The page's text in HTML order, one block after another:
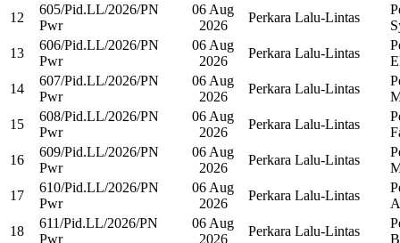
12
605/Pid.LL/2026/PN
Pwr
06 Aug
2026
Perkara Lalu-Lintas
13
606/Pid.LL/2026/PN
Pwr
06 Aug
2026
Perkara Lalu-Lintas
14
607/Pid.LL/2026/PN
Pwr
06 Aug
2026
Perkara Lalu-Lintas
15
608/Pid.LL/2026/PN
Pwr
06 Aug
2026
Perkara Lalu-Lintas
16
609/Pid.LL/2026/PN
Pwr
06 Aug
2026
Perkara Lalu-Lintas
17
610/Pid.LL/2026/PN
Pwr
06 Aug
2026
Perkara Lalu-Lintas
18
611/Pid.LL/2026/PN
Pwr
06 Aug
2026
Perkara Lalu-Lintas